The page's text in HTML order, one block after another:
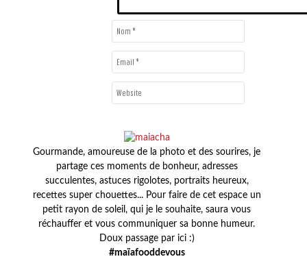
Gourmande, amoureuse de la photo et des sourires, je
partage ces moments de bonheur, adresses
succulentes, astuces rigolotes, portraits heureux,
recettes super chouettes... Pour faire de cet espace un
petit rayon de soleil, qui je le souhaite, saura vous
réchauffer et vous communiquer sa bonne humeur.
Doux passage par ici :)
#maïafooddevous